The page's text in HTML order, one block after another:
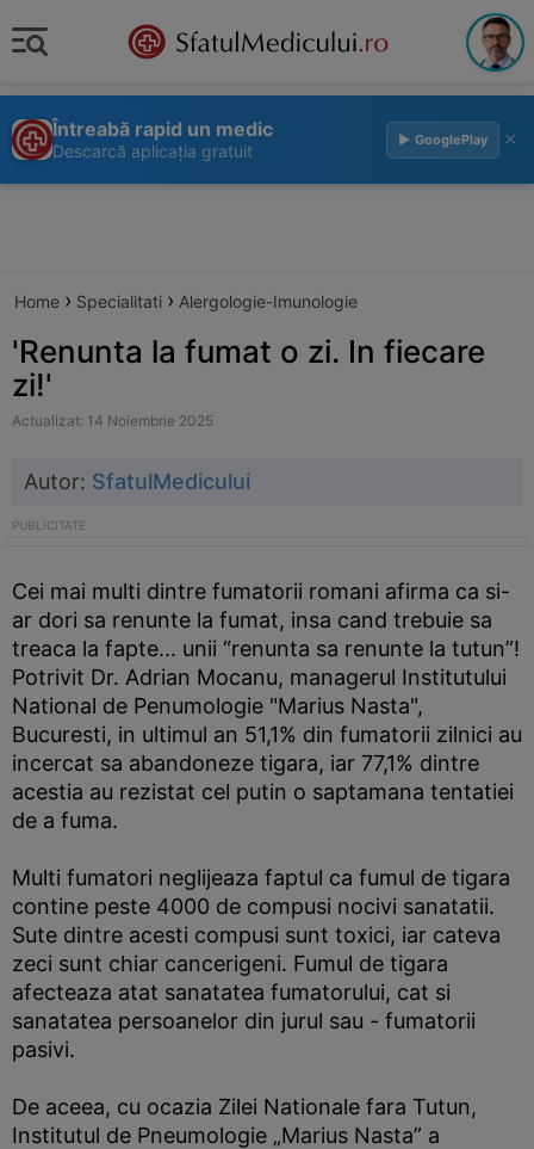
Întreabă rapid un medic
Descarcă aplicația gratuit
▶ GooglePlay ×
Home › Specialitati › Alergologie-Imunologie
'Renunta la fumat o zi. In fiecare
zi!'
Actualizat: 14 Noiembrie 2025
Autor: SfatulMedicului
Cei mai multi dintre fumatorii romani afirma ca si-
ar dori sa renunte la fumat, insa cand trebuie sa
treaca la fapte... unii “renunta sa renunte la tutun”!
Potrivit Dr. Adrian Mocanu, managerul Institutului
National de Penumologie "Marius Nasta",
Bucuresti, in ultimul an 51,1% din fumatorii zilnici au
incercat sa abandoneze tigara, iar 77,1% dintre
acestia au rezistat cel putin o saptamana tentatiei
de a fuma.
Multi fumatori neglijeaza faptul ca fumul de tigara
contine peste 4000 de compusi nocivi sanatatii.
Sute dintre acesti compusi sunt toxici, iar cateva
zeci sunt chiar cancerigeni. Fumul de tigara
afecteaza atat sanatatea fumatorului, cat si
sanatatea persoanelor din jurul sau - fumatorii
pasivi.
De aceea, cu ocazia Zilei Nationale fara Tutun,
Institutul de Pneumologie „Marius Nasta” a